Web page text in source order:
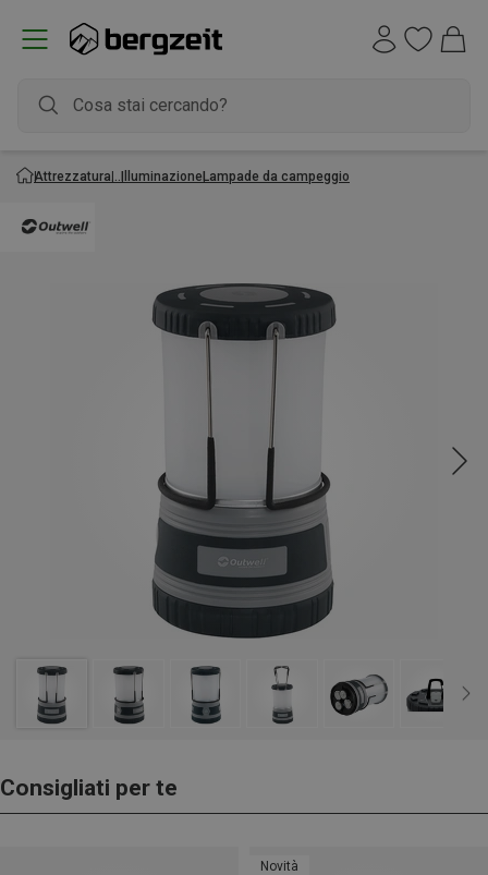
Attrezzatura IlluminazioneLampade da campeggio
Consigliati per te
Novità